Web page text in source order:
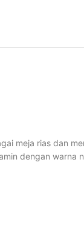
meja rias dan
dengan warna